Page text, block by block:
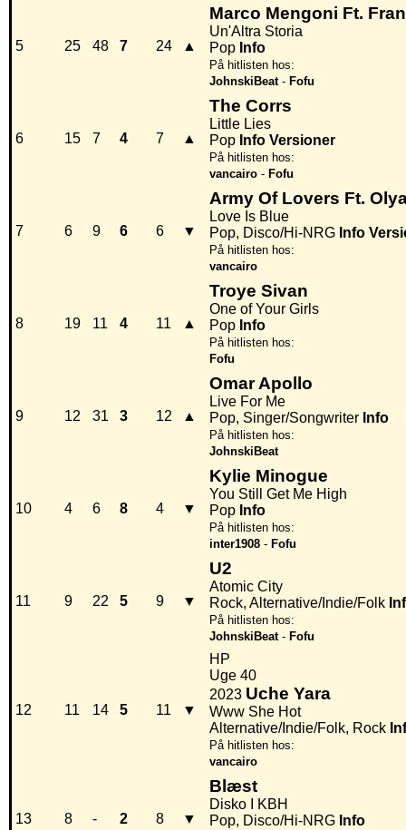
5 25 48 7 24 ▲
Marco Mengoni Ft.
Un'Altra Storia
Pop Info
På hitlisten hos:
JohnskiBeat- Fofu
6 15 7 4 7 ▲
The Corrs
Little Lies
Pop Info Versioner
På hitlisten hos:
vancairo - Fofu
7 6 9 6 6 ▼
Army Of Lovers Ft.
Love Is Blue
Pop, Disco/Hi-NRG Info
På hitlisten hos:
vancairo
8 19 11 4 11 ▲
Troye Sivan
One of Your Girls
Pop Info
På hitlisten hos:
Fofu
9 12 31 3 12 ▲
Omar Apollo
Live For Me
Pop, Singer/Songwriter Info
På hitlisten hos:
JohnskiBeat
10 4 6 8 4 ▼
Kylie Minogue
You Still Get Me High
Pop Info
På hitlisten hos:
inter1908 - Fofu
11 9 22 5 9 ▼
U2
Atomic City
Rock, Alternative/Indie/Folk
På hitlisten hos:
JohnskiBeat- Fofu
12 11 14 5 11 ▼
HP
Uge 40
2023 Uche Yara
Www She Hot
Alternative/Indie/Folk, Rock
På hitlisten hos:
vancairo
13 8 - 2 8 ▼
Blæst
Disko I KBH
Pop, Disco/Hi-NRG Info